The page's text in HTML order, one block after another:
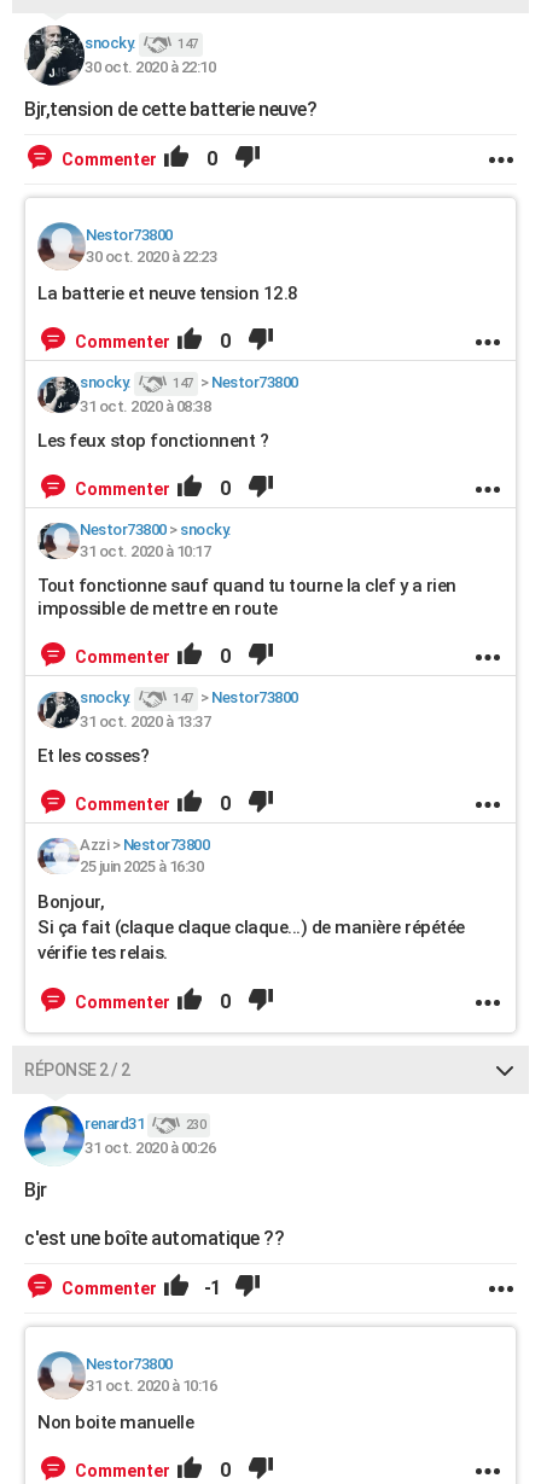
FORUM
Bricolage
Lifestyle
Culture
Sport
Auto
Television
Voyage
Cinema
snocky. 147
30 oct. 2020 à 22:10
Bjr,tension de cette batterie neuve?
Commenter 0
Nestor73800
30 oct. 2020 à 22:23
La batterie et neuve tension 12.8
Commenter 0
snocky. 147 > Nestor73800
31 oct. 2020 à 08:38
Les feux stop fonctionnent ?
Commenter 0
Nestor73800> snocky.
31 oct. 2020 à 10:17
Tout fonctionne sauf quand tu tourne la clef y a rien
impossible de mettre en route
Commenter 0
snocky. 147 > Nestor73800
31 oct. 2020 à 13:37
Et les cosses?
Commenter 0
Azzi> Nestor73800
25 juin 2025 à 16:30
Bonjour,
Si ça fait (claque claque claque...) de manière répétée
vérifie tes relais.
Commenter 0
RÉPONSE 2 / 2
renard31 230
31 oct. 2020 à 00:26
Bjr
c'est une boîte automatique ??
Commenter -1
Nestor73800
31 oct. 2020 à 10:16
Non boite manuelle
Commenter 0